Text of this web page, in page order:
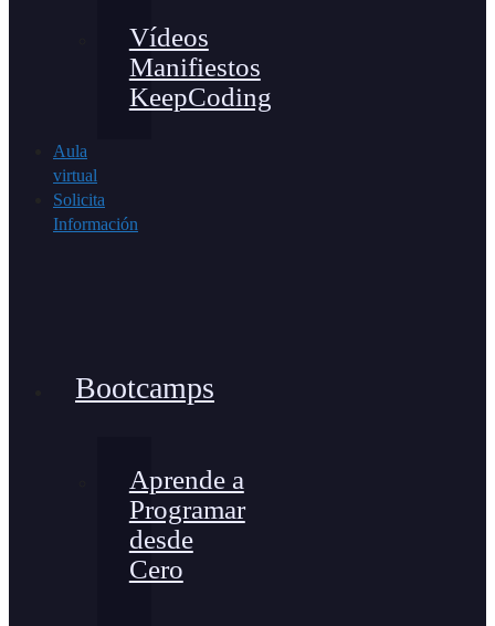
Vídeos
Manifiestos
KeepCoding
Aula
virtual
Solicita
Información
Bootcamps
Aprende a
Programar
desde
Cero